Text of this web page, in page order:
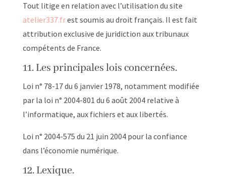
Tout litige en relation avec l’utilisation du site
atelier337.frest soumis au droit français. Il est fait
attribution exclusive de juridiction aux tribunaux
compétents de France.
11. Les principales lois concernées.
Loi n° 78-17 du 6 janvier 1978, notamment modifiée
par la loi n° 2004-801 du 6 août 2004 relative à
l’informatique, aux fichiers et aux libertés.
Loi n° 2004-575 du 21 juin 2004 pour la confiance
dans l’économie numérique.
12. Lexique.